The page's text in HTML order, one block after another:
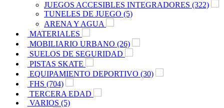
JUEGOS ACCESIBLES INTEGRADORES (322)
TUNELES DE JUEGO (5)
ARENA Y AGUA
MATERIALES
MOBILIARIO URBANO (26)
SUELOS DE SEGURIDAD
PISTAS SKATE
EQUIPAMIENTO DEPORTIVO (30)
FHS (704)
TERCERA EDAD
VARIOS (5)